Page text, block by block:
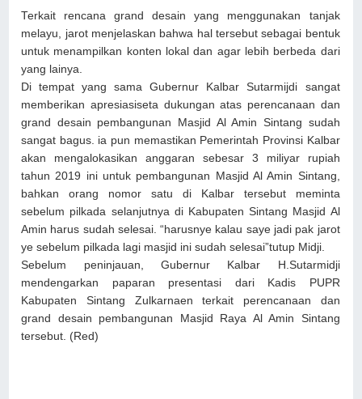
Terkait rencana grand desain yang menggunakan tanjak
melayu, jarot menjelaskan bahwa hal tersebut sebagai bentuk
untuk menampilkan konten lokal dan agar lebih berbeda dari
yang lainya.
Di tempat yang sama Gubernur Kalbar Sutarmijdi sangat
memberikan apresiasiseta dukungan atas perencanaan dan
grand desain pembangunan Masjid Al Amin Sintang sudah
sangat bagus. ia pun memastikan Pemerintah Provinsi Kalbar
akan mengalokasikan anggaran sebesar 3 miliyar rupiah
tahun 2019 ini untuk pembangunan Masjid Al Amin Sintang,
bahkan orang nomor satu di Kalbar tersebut meminta
sebelum pilkada selanjutnya di Kabupaten Sintang Masjid Al
Amin harus sudah selesai. “harusnye kalau saye jadi pak jarot
ye sebelum pilkada lagi masjid ini sudah selesai”tutup Midji.
Sebelum peninjauan, Gubernur Kalbar H.Sutarmidji
mendengarkan paparan presentasi dari Kadis PUPR
Kabupaten Sintang Zulkarnaen terkait perencanaan dan
grand desain pembangunan Masjid Raya Al Amin Sintang
tersebut. (Red)